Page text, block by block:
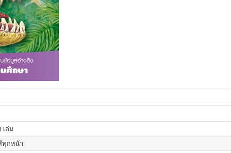
เล่ม
ทุกหน้า